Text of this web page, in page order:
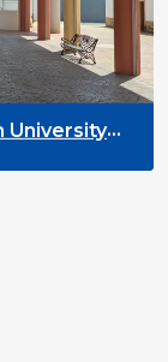
University